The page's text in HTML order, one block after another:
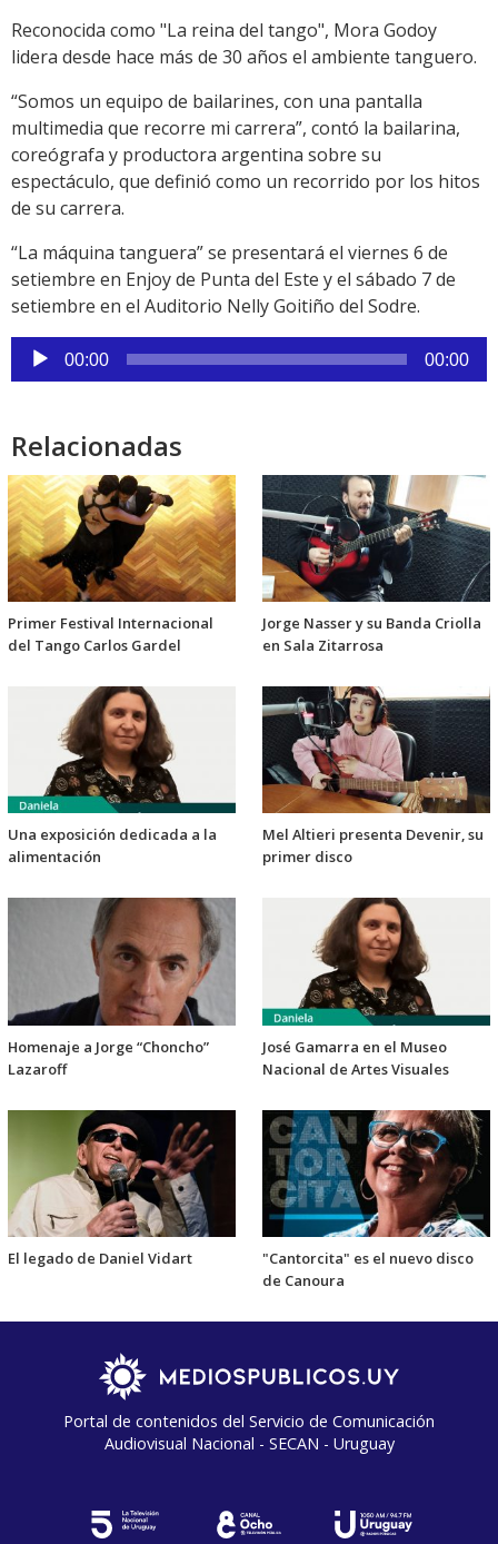
Reconocida como "La reina del tango", Mora Godoy
lidera desde hace más de 30 años el ambiente tanguero.
“Somos un equipo de bailarines, con una pantalla
multimedia que recorre mi carrera”, contó la bailarina,
coreógrafa y productora argentina sobre su
espectáculo, que definió como un recorrido por los hitos
de su carrera.
“La máquina tanguera” se presentará el viernes 6 de
setiembre en Enjoy de Punta del Este y el sábado 7 de
setiembre en el Auditorio Nelly Goitiño del Sodre.
Reproductor
de
00:00 00:00
Relacionadas
Primer Festival Internacional
del Tango Carlos Gardel
Jorge Nasser y su Banda Criolla
en Sala Zitarrosa
Una exposición dedicada a la
alimentación
Mel Altieri presenta Devenir, su
primer disco
Homenaje a Jorge “Choncho”
Lazaroff
José Gamarra en el Museo
Nacional de Artes Visuales
El legado de Daniel Vidart
"Cantorcita" es el nuevo disco
de Canoura
Portal de contenidos del Servicio de Comunicación
Audiovisual Nacional - SECAN - Uruguay